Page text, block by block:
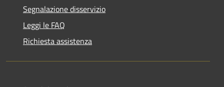
Segnalazione disservizio
Leggi le FAQ
Richiesta assistenza